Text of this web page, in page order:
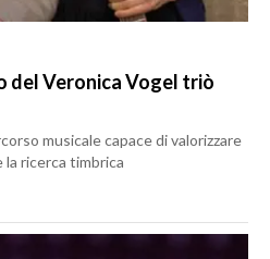
del Veronica Vogel triò
musicale capace di valorizzare
la ricerca timbrica